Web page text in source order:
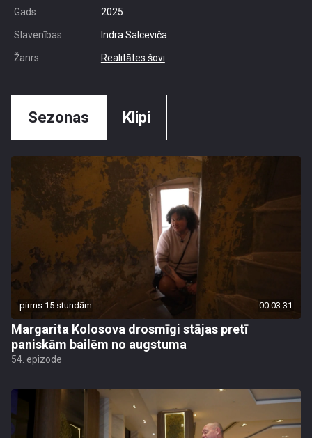
Gads 2025
Slavenības Indra Salceviča
Žanrs Realitātes šovi
Sezonas Klipi
pirms 15 stundām 00:03:31
Margarita Kolosova drosmīgi stājas pretī
paniskām bailēm no augstuma
54. epizode